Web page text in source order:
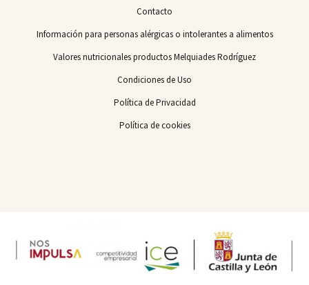
Contacto
Información para personas alérgicas o intolerantes a alimentos
Valores nutricionales productos Melquiades Rodríguez
Condiciones de Uso
Política de Privacidad
Política de cookies